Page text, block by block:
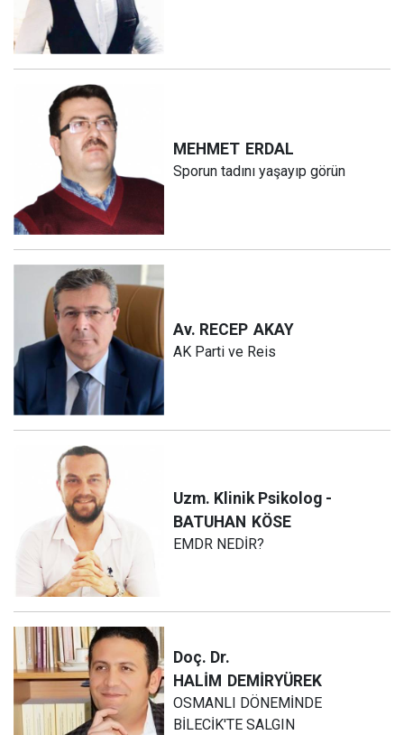
MEHMET ERDAL
Sporun tadını yaşayıp görün
Av. RECEP AKAY
AK Parti ve Reis
Uzm. Klinik Psikolog -
BATUHAN KÖSE
EMDR NEDİR?
Doç. Dr.
HALİM DEMİRYÜREK
OSMANLI DÖNEMİNDE
BİLECİK'TE SALGIN